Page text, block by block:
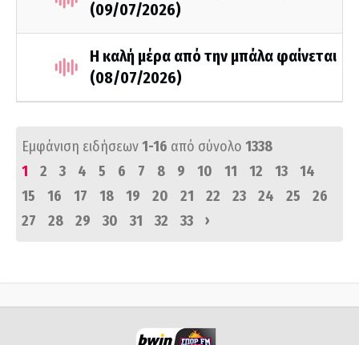
(09/07/2026)
Η καλή μέρα από την μπάλα φαίνεται
(08/07/2026)
Εμφάνιση ειδήσεων1-16 από σύνολο 1338
1
2 3 4 5 6 7 8 9 10 11 12 13
14
15
16 17 18 19 20 21 22 23 24 25
26
27
28 29 30 31 32 33 ›